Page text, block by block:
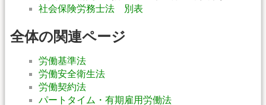
社会保険労務士法 別表
全体の関連ページ
労働基準法
労働安全衛生法
労働契約法
パートタイム・有期雇用労働法